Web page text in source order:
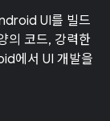
UI를 빌드
의 코드, 강력한
에서 UI 개발을